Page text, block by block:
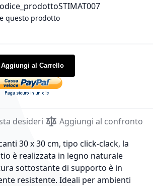
STIMAT007
questo prodotto
Aggiungi al Carrello
desideri
Aggiungi al confronto
30 x 30 cm, tipo click-clack, la
è realizzata in legno naturale
sottostante di supporto è in
resistente. Ideali per ambienti